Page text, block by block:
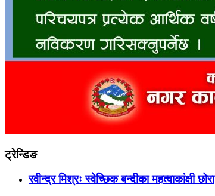
ट्रेन्डिङ
रवीन्द्र मिश्रः स्वेच्छिक बन्दीका महत्वाकांक्षी छोरा